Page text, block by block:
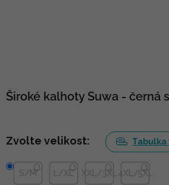
Široké kalhoty Suwa - černá
Zvolte velikost:
S/M L/XL XXL/3XL 4XL/5XL